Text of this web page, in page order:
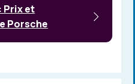
Prix et
Porsche